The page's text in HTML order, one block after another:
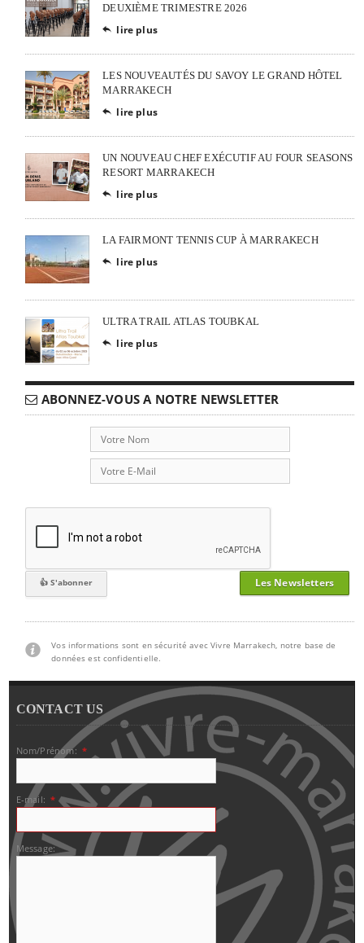
DEUXIÈME TRIMESTRE 2026
 lire plus
LES NOUVEAUTÉS DU SAVOY LE GRAND HÔTEL
MARRAKECH
 lire plus
UN NOUVEAU CHEF EXÉCUTIF AU FOUR SEASONS
RESORT MARRAKECH
 lire plus
LA FAIRMONT TENNIS CUP À MARRAKECH
 lire plus
ULTRA TRAIL ATLAS TOUBKAL
 lire plus
ABONNEZ-VOUS A NOTRE NEWSLETTER
Les Newsletters
Vos informations sont en sécurité avec Vivre Marrakech, notre base de
données est confidentielle.
CONTACT US
Nom/Prénom: *
E-mail: *
Message: